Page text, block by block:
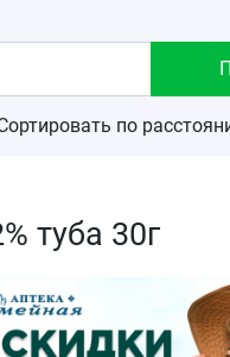
по
туба 30г